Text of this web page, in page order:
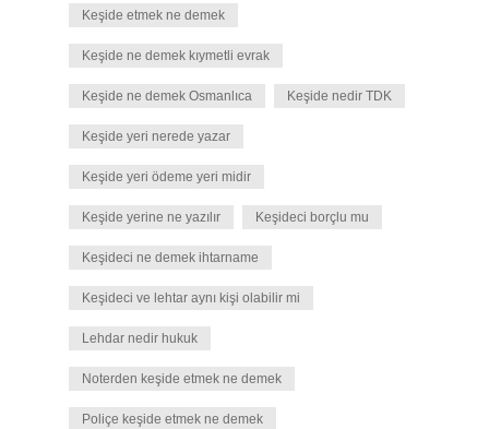
Keşide etmek ne demek
Keşide ne demek kıymetli evrak
Keşide ne demek Osmanlıca Keşide nedir TDK
Keşide yeri nerede yazar
Keşide yeri ödeme yeri midir
Keşide yerine ne yazılır Keşideci borçlu mu
Keşideci ne demek ihtarname
Keşideci ve lehtar aynı kişi olabilir mi
Lehdar nedir hukuk
Noterden keşide etmek ne demek
Poliçe keşide etmek ne demek